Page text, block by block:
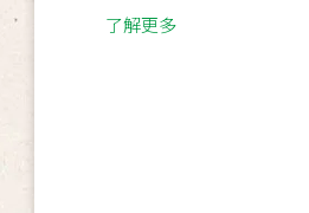
了解更多